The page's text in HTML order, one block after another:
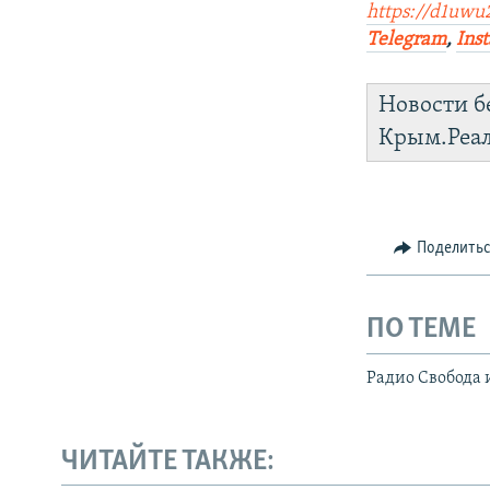
https://
Telegram,
Новости
ПО ТЕМЕ
Радио Свобода
ЧИТАЙТЕ ТАКЖЕ: